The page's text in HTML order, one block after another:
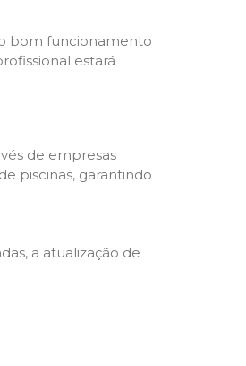
bom funcionamento
estará
de empresas
piscinas, garantindo
a atualização de